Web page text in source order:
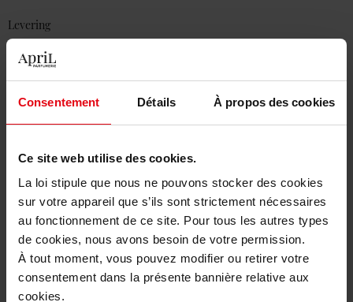
Consentement Détails À propos des cookies
Ce site web utilise des cookies.
La loi stipule que nous ne pouvons stocker des cookies
sur votre appareil que s’ils sont strictement nécessaires
au fonctionnement de ce site. Pour tous les autres types
de cookies, nous avons besoin de votre permission.
À tout moment, vous pouvez modifier ou retirer votre
consentement dans la présente bannière relative aux
cookies.
Levering
Voorradig
Gratis levering bij aankoop van min. 55€
Gratis verpakking
Beschrijving